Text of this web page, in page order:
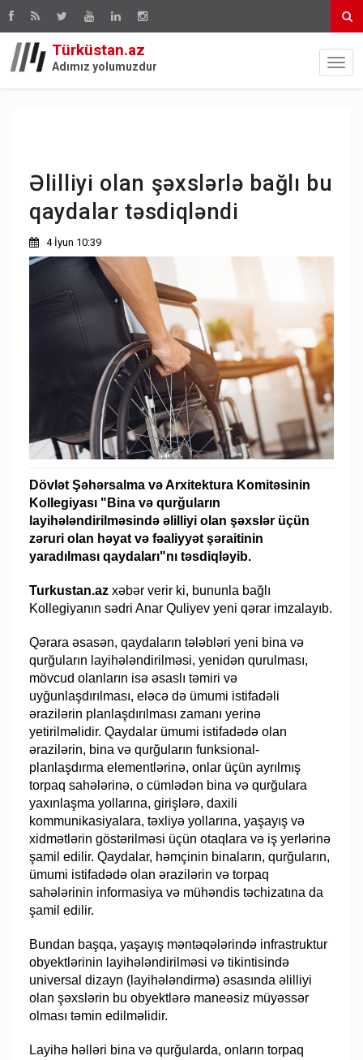
Türküstan.az
Adımız yolumuzdur
Əlilliyi olan şəxslərlə bağlı bu
qaydalar təsdiqləndi
4 İyun 10:39
Dövlət Şəhərsalma və Arxitektura Komitəsinin
Kollegiyası "Bina və qurğuların
layihələndirilməsində əlilliyi olan şəxslər üçün
zəruri olan həyat və fəaliyyət şəraitinin
yaradılması qaydaları"nı təsdiqləyib.
Turkustan.az xəbər verir ki, bununla bağlı
Kollegiyanın sədri Anar Quliyev yeni qərar imzalayıb.
Qərara əsasən, qaydaların tələbləri yeni bina və
qurğuların layihələndirilməsi, yenidən qurulması,
mövcud olanların isə əsaslı təmiri və
uyğunlaşdırılması, eləcə də ümumi istifadəli
ərazilərin planlaşdırılması zamanı yerinə
yetirilməlidir. Qaydalar ümumi istifadədə olan
ərazilərin, bina və qurğuların funksional-
planlaşdırma elementlərinə, onlar üçün ayrılmış
torpaq sahələrinə, o cümlədən bina və qurğulara
yaxınlaşma yollarına, girişlərə, daxili
kommunikasiyalara, təxliyə yollarına, yaşayış və
xidmətlərin göstərilməsi üçün otaqlara və iş yerlərinə
şamil edilir. Qaydalar, həmçinin binaların, qurğuların,
ümumi istifadədə olan ərazilərin və torpaq
sahələrinin informasiya və mühəndis təchizatına da
şamil edilir.
Bundan başqa, yaşayış məntəqələrində infrastruktur
obyektlərinin layihələndirilməsi və tikintisində
universal dizayn (layihələndirmə) əsasında əlilliyi
olan şəxslərin bu obyektlərə maneəsiz müyəssər
olması təmin edilməlidir.
Layihə həlləri bina və qurğularda, onların torpaq